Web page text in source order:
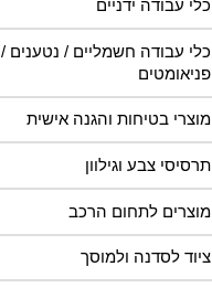
כלי עבודה ידניים
כלי עבודה חשמליים / נטענים /
פניאומטים
מוצרי בטיחות והגנה אישית
תרסיסי צבע וגילוון
מוצרים לתחום הרכב
ציוד לסדנה ולמוסך